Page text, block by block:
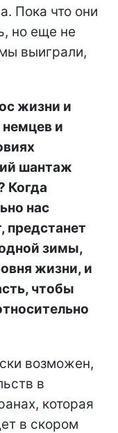
Пока что они
но еще не
выиграли,
жизни и
и
шантаж
Когда
нас
предстанет
зимы,
жизни, и
чтобы
возможен,
в
которая
в скором